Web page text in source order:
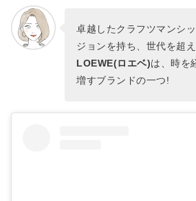
卓越したクラフツマンシ
ジョンを持ち、世代を超
LOEWE(ロエベ)は、時を
増すブランドの一つ!